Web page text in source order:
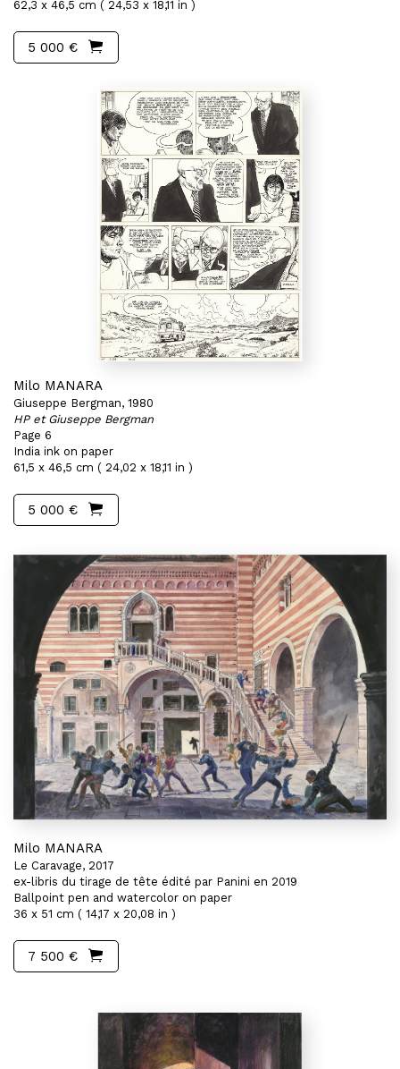
62,3 x 46,5 cm ( 24,53 x 18,11 in )
5 000 €
Milo MANARA
Giuseppe Bergman, 1980
HP et Giuseppe Bergman
Page 6
India ink on paper
61,5 x 46,5 cm ( 24,02 x 18,11 in )
5 000 €
Milo MANARA
Le Caravage, 2017
ex-libris du tirage de tête édité par Panini en 2019
Ballpoint pen and watercolor on paper
36 x 51 cm ( 14,17 x 20,08 in )
7 500 €